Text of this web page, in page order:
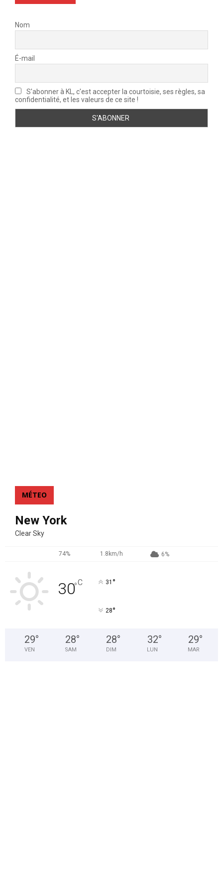
Nom
É-mail
S'abonner à KL, c'est accepter la courtoisie, ses règles, sa
confidentialité, et les valeurs de ce site !
MÉTEO
New York
Clear Sky
74% 1.8km/h 6%
30°C 31 °
28°
29°
VEN
28°
SAM
28°
DIM
32°
LUN
29°
MAR